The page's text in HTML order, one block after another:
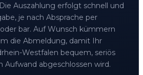
Auszahlung erfolgt schnell und
je nach Absprache per
bar. Auf Wunsch kümmern
die Abmeldung, damit Ihr
Westfalen bequem, seriös
Aufwand abgeschlossen wird.